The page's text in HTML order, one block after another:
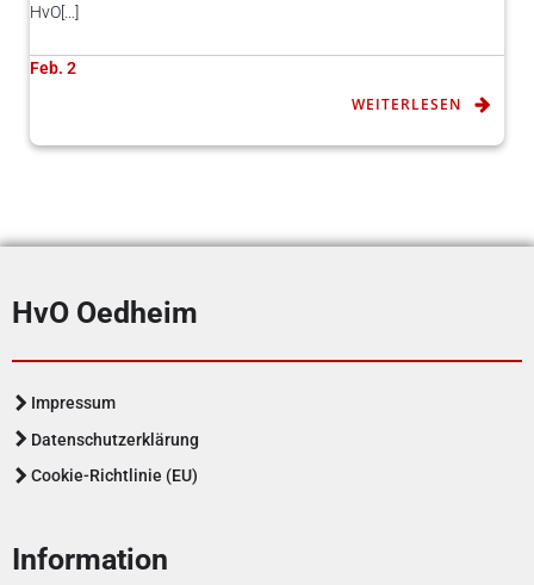
HvO[…]
Feb. 2
WEITERLESEN
HvO Oedheim
Impressum
Datenschutzerklärung
Cookie-Richtlinie (EU)
Information